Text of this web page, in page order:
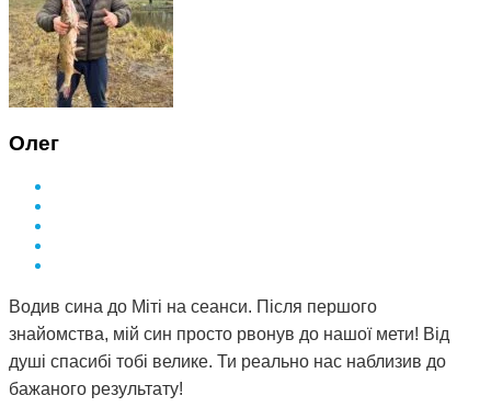
Олег
Водив сина до Міті на сеанси. Після першого
знайомства, мій син просто рвонув до нашої мети! Від
душі спасибі тобі велике. Ти реально нас наблизив до
бажаного результату!